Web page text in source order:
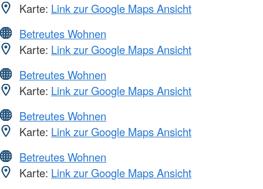
Karte: Link zur Google Maps Ansicht
Betreutes Wohnen
Karte: Link zur Google Maps Ansicht
Betreutes Wohnen
Karte: Link zur Google Maps Ansicht
Betreutes Wohnen
Karte: Link zur Google Maps Ansicht
Betreutes Wohnen
Karte: Link zur Google Maps Ansicht